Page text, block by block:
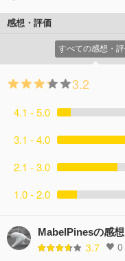
感想・評価
すべての感想・
3.2
4.1 - 5.0
3.1 - 4.0
2.1 - 3.0
1.0 - 2.0
MabelPinesの感
3.7 0